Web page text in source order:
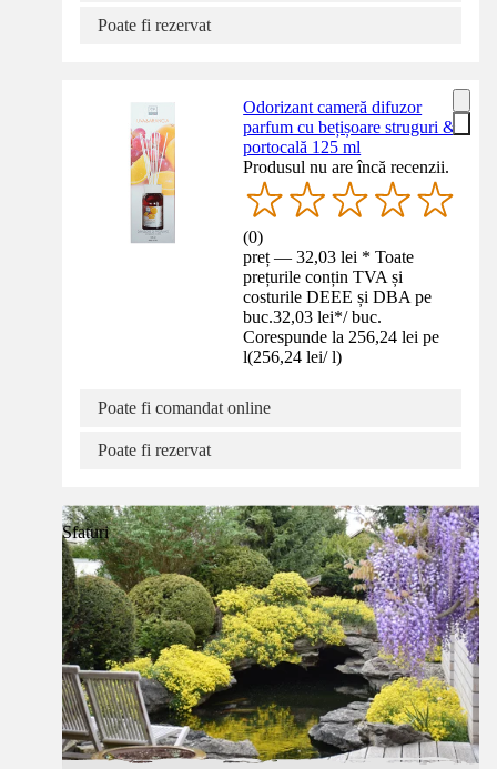
Poate fi rezervat
Odorizant cameră difuzor
parfum cu bețișoare struguri &
portocală 125 ml
Produsul nu are încă recenzii.
(0)
preț — 32,03 lei * Toate
prețurile conțin TVA și
costurile DEEE și DBA pe
buc.32,03 lei*/ buc.
Corespunde la 256,24 lei pe
l(256,24 lei/ l)
Poate fi comandat online
Poate fi rezervat
Sfaturi